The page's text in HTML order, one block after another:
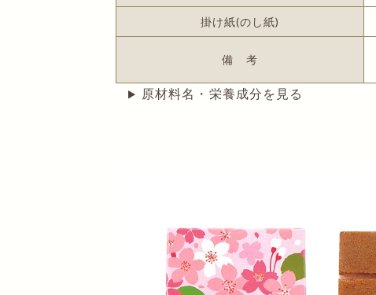
掛け紙(のし紙)
備 考
原材料名・栄養成分を見る